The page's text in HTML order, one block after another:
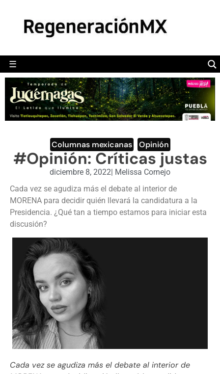
☰
POLÍTICA
CAMALEÓN
OPINIÓN
DEPORTES
ENGLISH SECTION
VIDEOS
Columnas mexicanas Opinión
#Opinión: Críticas justas
diciembre 8, 2022| Melissa Cornejo
Cada vez se agudiza más el debate al interior de
MORENA para decidir quién llevará la candidatura a la
Presidencia. ¿Qué tan a tiempo estamos para iniciar esta
discusión?
Cada vez se agudiza más el debate al interior de